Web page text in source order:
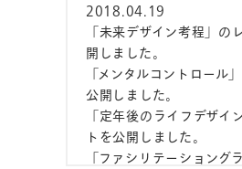
2018.04.19
「未来デザイン考程」 の
開しました。
「メンタルコントロール」
公開しました。
「定年後のライフデザイン
トを公開しました。
「ファシリテーショング